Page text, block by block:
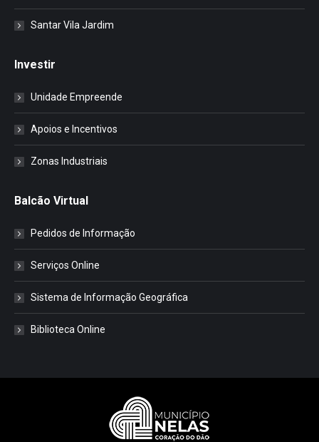
Santar Vila Jardim
Investir
Unidade Empreende
Apoios e Incentivos
Zonas Industriais
Balcão Virtual
Pedidos de Informação
Serviços Online
Sistema de Informação Geográfica
Biblioteca Online